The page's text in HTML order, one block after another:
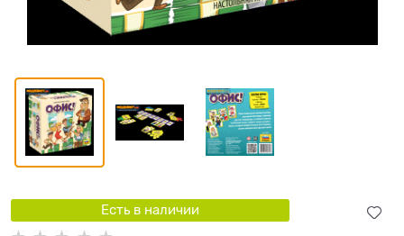
Есть в наличии